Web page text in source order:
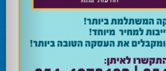
23.10.24
או השמאל? האם ההסכם חוקי או לא?שמירה
שנה בחירות בליכוד העולמי . הכל במגזין